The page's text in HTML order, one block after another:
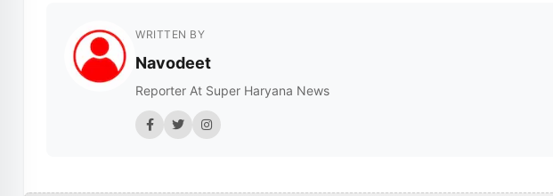
WRITTEN BY
Navodeet
Reporter At Super Haryana News